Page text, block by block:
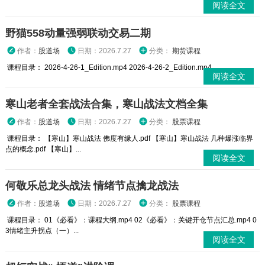
阅读全文
野猫558动量强弱联动交易二期
作者： 股道场 日期：2026.7.27 分类： 期货课程
课程目录： 2026-4-26-1_Edition.mp4 2026-4-26-2_Edition.mp4 ...
阅读全文
寒山老者全套战法合集，寒山战法文档全集
作者： 股道场 日期：2026.7.27 分类： 股票课程
课程目录： 【寒山】寒山战法 佛度有缘人.pdf 【寒山】寒山战法 几种爆涨临界
点的概念.pdf 【寒山】...
阅读全文
何敬乐总龙头战法 情绪节点擒龙战法
作者： 股道场 日期：2026.7.27 分类： 股票课程
课程目录： 01《必看》：课程大纲.mp4 02《必看》：关键开仓节点汇总.mp4 0
3情绪主升拐点（一）...
阅读全文